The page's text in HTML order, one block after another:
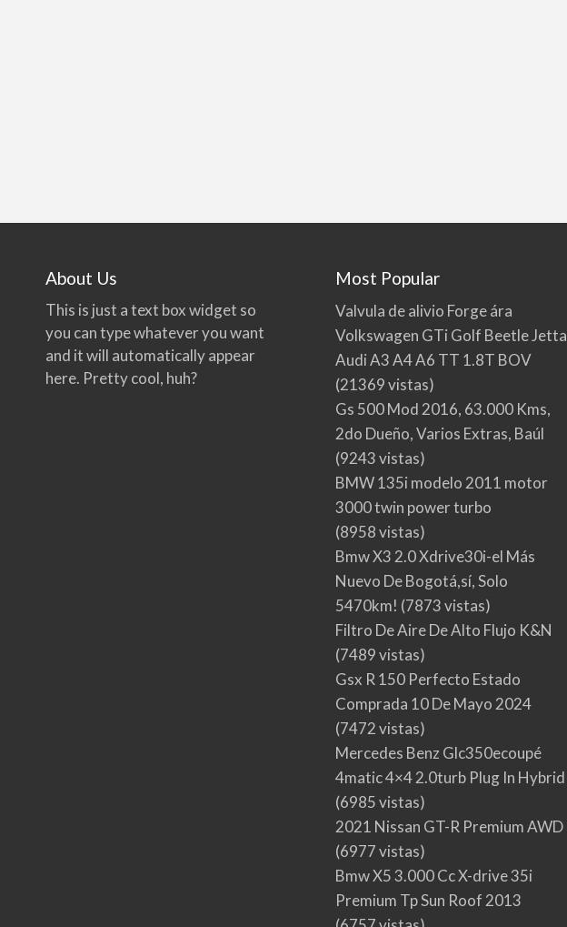
About Us
This is just a text box widget so
you can type whatever you want
and it will automatically appear
here. Pretty cool, huh?
Most Popular
Valvula de alivio Forge ára
Volkswagen GTi Golf Beetle Jetta
Audi A3 A4 A6 TT 1.8T BOV
(21369 vistas)
Gs 500 Mod 2016, 63.000 Kms,
2do Dueño, Varios Extras, Baúl
(9243 vistas)
BMW 135i modelo 2011 motor
3000 twin power turbo
(8958 vistas)
Bmw X3 2.0 Xdrive30i-el Más
Nuevo De Bogotá,sí, Solo
5470km! (7873 vistas)
Filtro De Aire De Alto Flujo K&N
(7489 vistas)
Gsx R 150 Perfecto Estado
Comprada 10 De Mayo 2024
(7472 vistas)
Mercedes Benz Glc350ecoupé
4matic 4×4 2.0turb Plug In Hybrid
(6985 vistas)
2021 Nissan GT-R Premium AWD
(6977 vistas)
Bmw X5 3.000 Cc X-drive 35i
Premium Tp Sun Roof 2013